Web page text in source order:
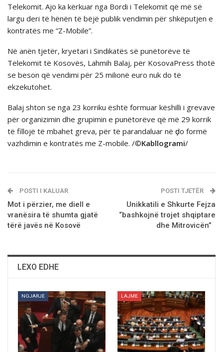
Telekomit. Ajo ka kërkuar nga Bordi i Telekomit që më së
largu deri të hënën të bëjë publik vendimin për shkëputjen e
kontratës me “Z-Mobile”.
Në anën tjetër, kryetari i Sindikatës së punëtorëve të
Telekomit të Kosovës, Lahmih Balaj, për KosovaPress thotë
se beson që vendimi për 25 milionë euro nuk do të
ekzekutohet.
Balaj shton se nga 23 korriku është formuar këshilli i grevave
për organizimin dhe grupimin e punëtorëve që më 29 korrik
të fillojë të mbahet greva, për të parandaluar në ҫdo formë
vazhdimin e kontratës me Z-mobile. /©Kabllogrami/
POSTI I KALUAR
Mot i përzier, me diell e
vranësira të shumta gjatë
tërë javës në Kosovë
POSTI TJETËR
Unikkatili e Shkurte Fejza
“bashkojnë trojet shqiptare
dhe Mitrovicën”
LEXO EDHE
NGJARJE LAJME